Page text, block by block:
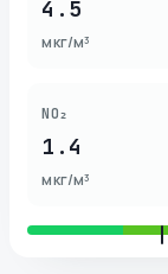
4.5
мкг/м³
NO₂
1.4
мкг/м³